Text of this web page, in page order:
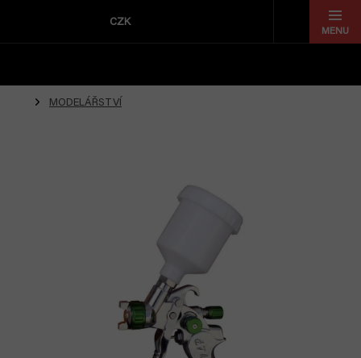
CZK
MODELÁŘSTVÍ